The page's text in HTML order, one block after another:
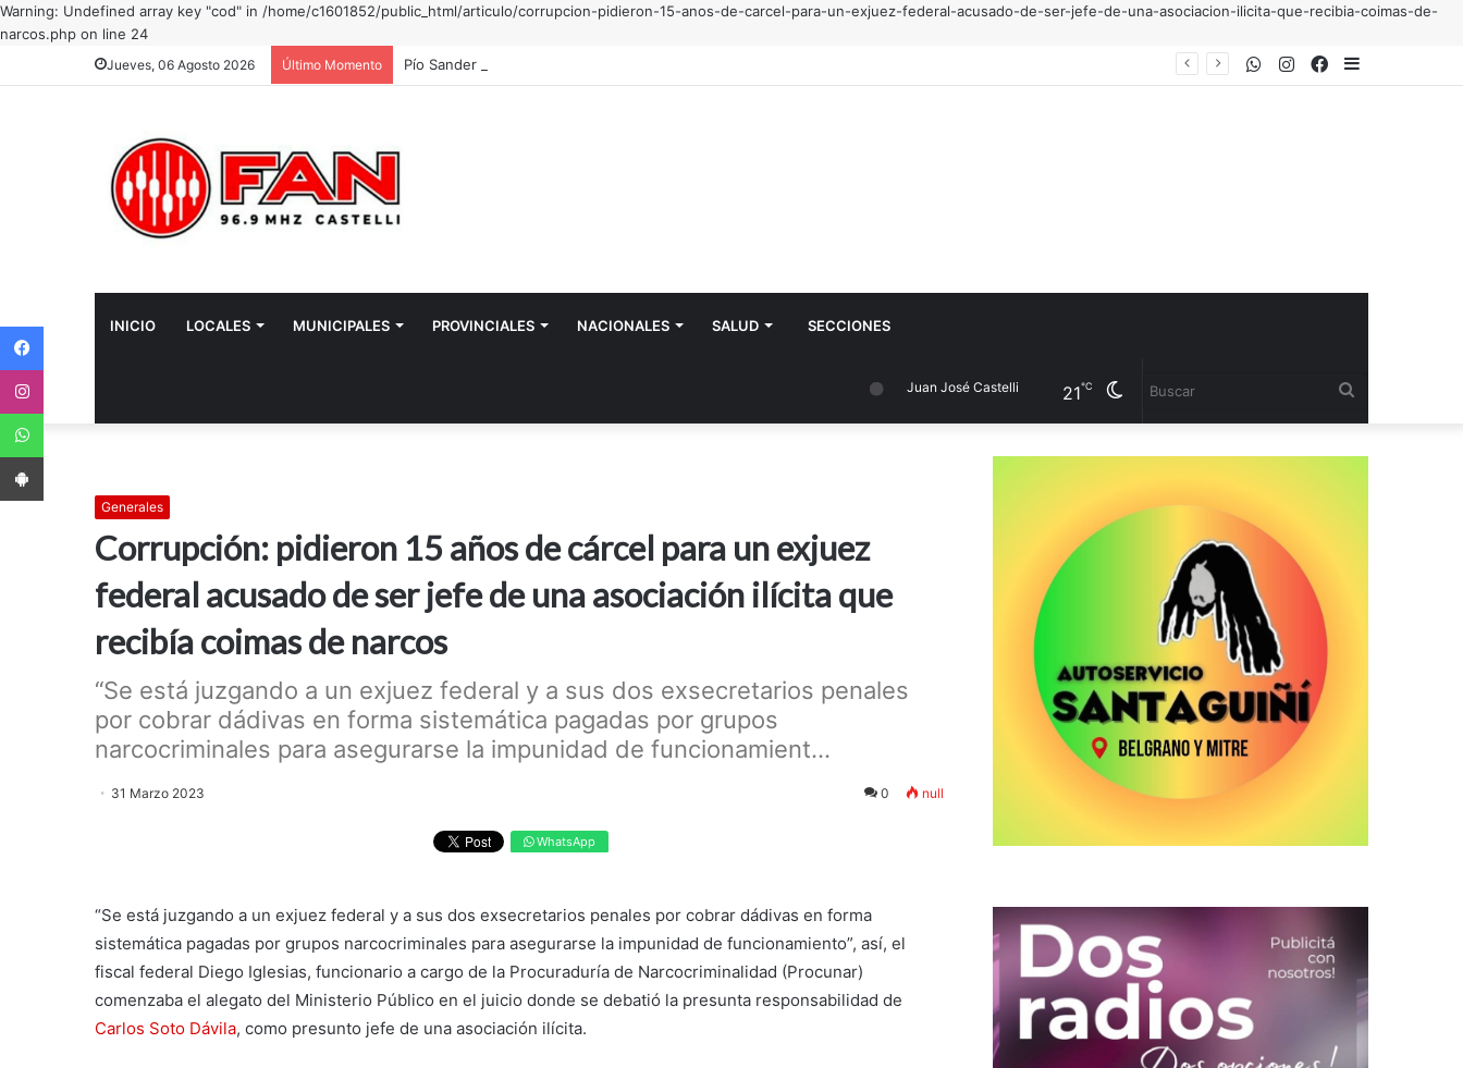
Warning: Undefined array key "cod" in /home/c1601852/public_html/articulo/corrupcion-pidieron-15-anos-de-carcel-para-un-exjuez-federal-acusado-de-ser-jefe-de-una-asociacion-ilicita-que-recibia-coimas-de-
narcos.php on line 24
Jueves, 06 Agosto 2026 Último Momento Pío Sander destacó inversiones en el frigorífico, obras hídricas y nuevas acciones para fortalecer la producción Facebook
Instagram
WhatsApp
INICIO LOCALES MUNICIPALES PROVINCIALES NACIONALES SALUD SECCIONES
Cambiar
modo
Juan José Castelli 21℃
Generales
Corrupción: pidieron 15 años de cárcel para un exjuez
federal acusado de ser jefe de una asociación ilícita que
recibía coimas de narcos
“Se está juzgando a un exjuez federal y a sus dos exsecretarios penales
por cobrar dádivas en forma sistemática pagadas por grupos
narcocriminales para asegurarse la impunidad de funcionamient...
31 Marzo 2023 0 null
WhatsApp
“Se está juzgando a un exjuez federal y a sus dos exsecretarios penales por cobrar dádivas en forma
sistemática pagadas por grupos narcocriminales para asegurarse la impunidad de funcionamiento”, así, el
fiscal federal Diego Iglesias, funcionario a cargo de la Procuraduría de Narcocriminalidad (Procunar)
comenzaba el alegato del Ministerio Público en el juicio donde se debatió la presunta responsabilidad de
Carlos Soto Dávila, como presunto jefe de una asociación ilícita.